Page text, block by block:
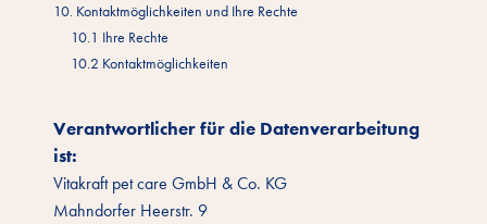
10. Kontaktmöglichkeiten und Ihre Rechte
10.1 Ihre Rechte
10.2 Kontaktmöglichkeiten
Verantwortlicher für die Datenverarbeitung
ist:
Vitakraft pet care GmbH & Co. KG
Mahndorfer Heerstr. 9